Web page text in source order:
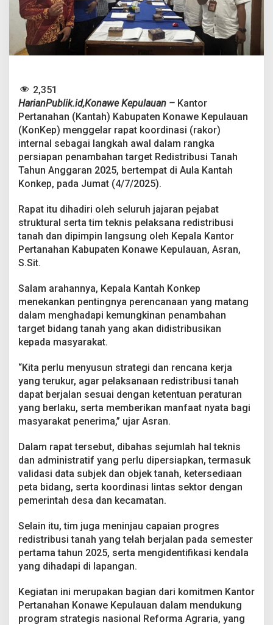
k
a
P
e
p
a
n
P
e
n
a
m
a
h
a
n
T
e
t
R
d
t
r
b
u
s
T
a
n
a
h
2
5
2,351
HarianPublik.id,Konawe Kepulauan – Kantor
Pertanahan (Kantah) Kabupaten Konawe Kepulauan
(KonKep) menggelar rapat koordinasi (rakor)
internal sebagai langkah awal dalam rangka
persiapan penambahan target Redistribusi Tanah
Tahun Anggaran 2025, bertempat di Aula Kantah
Konkep, pada Jumat (4/7/2025).
Rapat itu dihadiri oleh seluruh jajaran pejabat
struktural serta tim teknis pelaksana redistribusi
tanah dan dipimpin langsung oleh Kepala Kantor
Pertanahan Kabupaten Konawe Kepulauan, Asran,
S.Sit.
Salam arahannya, Kepala Kantah Konkep
menekankan pentingnya perencanaan yang matang
dalam menghadapi kemungkinan penambahan
target bidang tanah yang akan didistribusikan
kepada masyarakat.
“Kita perlu menyusun strategi dan rencana kerja
yang terukur, agar pelaksanaan redistribusi tanah
dapat berjalan sesuai dengan ketentuan peraturan
yang berlaku, serta memberikan manfaat nyata bagi
masyarakat penerima,” ujar Asran.
Dalam rapat tersebut, dibahas sejumlah hal teknis
dan administratif yang perlu dipersiapkan, termasuk
validasi data subjek dan objek tanah, ketersediaan
peta bidang, serta koordinasi lintas sektor dengan
pemerintah desa dan kecamatan.
Selain itu, tim juga meninjau capaian progres
redistribusi tanah yang telah berjalan pada semester
pertama tahun 2025, serta mengidentifikasi kendala
yang dihadapi di lapangan.
Kegiatan ini merupakan bagian dari komitmen Kantor
Pertanahan Konawe Kepulauan dalam mendukung
program strategis nasional Reforma Agraria, yang